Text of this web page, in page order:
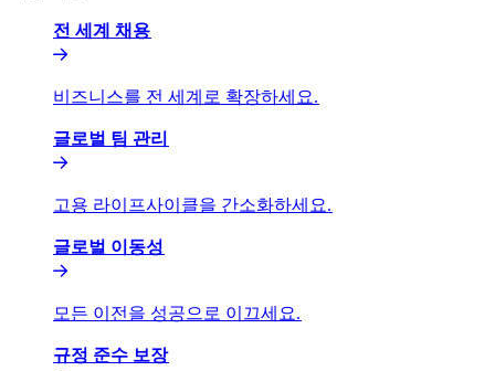
전 세계 채용​​
비즈니스를 전 세계로 확장하세요.​​
글로벌 팀 관리​​
고용 라이프사이클을 간소화하세요.​​
글로벌 이동성​​
모든 이전을 성공으로 이끄세요.​​
규정 준수 보장​​